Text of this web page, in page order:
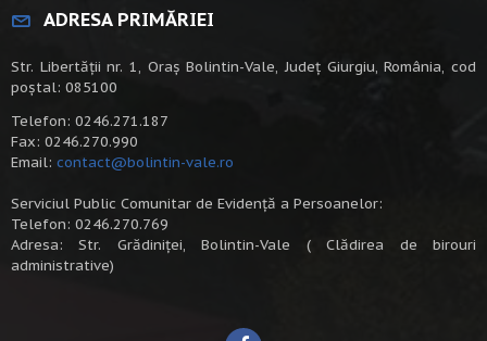
ADRESA PRIMĂRIEI
Str. Libertății nr. 1, Oraș Bolintin-Vale, Județ Giurgiu, România, cod
poștal: 085100
Telefon: 0246.271.187
Fax: 0246.270.990
Email: contact@bolintin-vale.ro
Serviciul Public Comunitar de Evidență a Persoanelor:
Telefon: 0246.270.769
Adresa: Str. Grădiniței, Bolintin-Vale ( Clădirea de birouri
administrative)